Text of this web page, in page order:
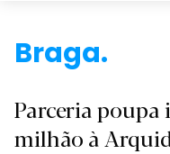
Braga.
Parceria
milhão à